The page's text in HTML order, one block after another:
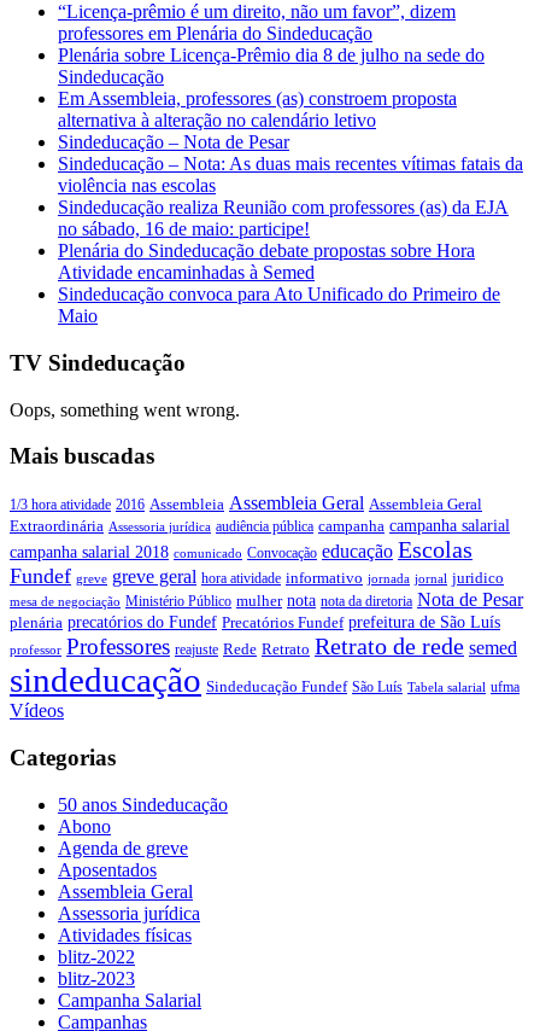
“Licença-prêmio é um direito, não um favor”, dizem
professores em Plenária do Sindeducação
Plenária sobre Licença-Prêmio dia 8 de julho na sede do
Sindeducação
Em Assembleia, professores (as) constroem proposta
alternativa à alteração no calendário letivo
Sindeducação – Nota de Pesar
Sindeducação – Nota: As duas mais recentes vítimas fatais da
violência nas escolas
Sindeducação realiza Reunião com professores (as) da EJA
no sábado, 16 de maio: participe!
Plenária do Sindeducação debate propostas sobre Hora
Atividade encaminhadas à Semed
Sindeducação convoca para Ato Unificado do Primeiro de
Maio
TV Sindeducação
Oops, something went wrong.
Mais buscadas
1/3 hora atividade 2016 Assembleia Assembleia Geral Assembleia Geral
Extraordinária Assessoria jurídica audiência pública campanha campanha salarial
campanha salarial 2018 comunicado Convocação educação Escolas
Fundef greve greve geral hora atividade informativo jornada jornal juridico
mesa de negociação Ministério Público mulher nota nota da diretoria Nota de Pesar
plenária precatórios do Fundef Precatórios Fundef prefeitura de São Luís
professor Professores reajuste Rede Retrato Retrato de rede semed
sindeducação Sindeducação Fundef São Luís Tabela salarial ufma
Vídeos
Categorias
50 anos Sindeducação
Abono
Agenda de greve
Aposentados
Assembleia Geral
Assessoria jurídica
Atividades físicas
blitz-2022
blitz-2023
Campanha Salarial
Campanhas